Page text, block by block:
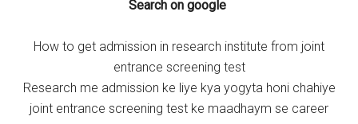
Search on google
How to get admission in research institute from joint
entrance screening test
Research me admission ke liye kya yogyta honi chahiye
joint entrance screening test ke maadhaym se career